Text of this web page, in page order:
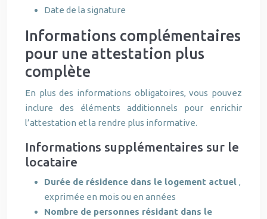
Date de la signature
Informations complémentaires
pour une attestation plus
complète
En plus des informations obligatoires, vous pouvez
inclure des éléments additionnels pour enrichir
l’attestation et la rendre plus informative.
Informations supplémentaires sur le
locataire
Durée de résidence dans le logement actuel ,
exprimée en mois ou en années
Nombre de personnes résidant dans le